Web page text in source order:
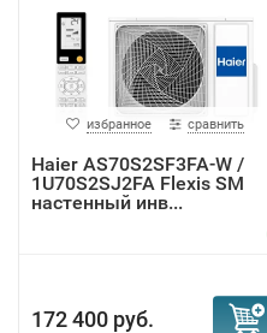
избранное сравнить
Haier AS70S2SF3FA-W /
1U70S2SJ2FA Flexis SM
настенный инв...
172 400 руб.